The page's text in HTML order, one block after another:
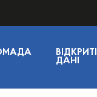
ВІДКРИТІ
ДАНІ